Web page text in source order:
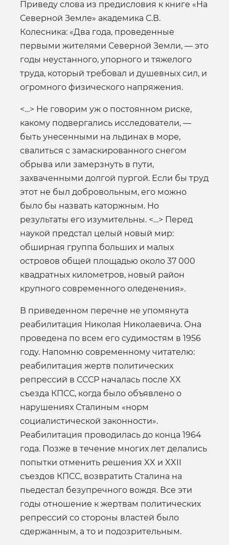
Приведу слова из предисловия к книге «На
Северной Земле» академика С.В.
Колесника: «Два года, проведенные
первыми жителями Северной Земли, — это
годы неустанного, упорного и тяжелого
труда, который требовал и душевных сил, и
огромного физического напряжения.
<…> Не говорим уж о постоянном риске,
какому подвергались исследователи, —
быть унесенными на льдинах в море,
свалиться с замаскированного снегом
обрыва или замерзнуть в пути,
захваченными долгой пургой. Если бы труд
этот не был добровольным, его можно
было бы назвать каторжным. Но
результаты его изумительны. <…> Перед
наукой предстал целый новый мир:
обширная группа больших и малых
островов общей площадью около 37 000
квадратных километров, новый район
крупного современного оледенения».
В приведенном перечне не упомянута
реабилитация Николая Николаевича. Она
проведена по всем его судимостям в 1956
году. Напомню современному читателю:
реабилитация жертв политических
репрессий в СССР началась после XX
съезда КПСС, когда было объявлено о
нарушениях Сталиным «норм
социалистической законности».
Реабилитация проводилась до конца 1964
года. Позже в течение многих лет делались
попытки отменить решения XX и XXII
съездов КПСС, возвратить Сталина на
пьедестал безупречного вождя. Все эти
годы отношение к жертвам политических
репрессий со стороны властей было
сдержанным, а то и подозрительным.